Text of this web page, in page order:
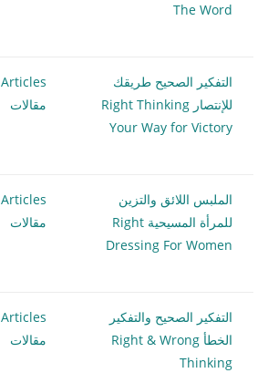
The Word
التفكير الصحيح طريقك
للإنتصار Right Thinking
Your Way for Victory
Articles
مقالات
الملبس اللائق والتزين
للمرأة المسيحية Right
Dressing For Women
Articles
مقالات
التفكير الصحيح والتفكير
الخطأ Right & Wrong
Thinking
Articles
مقالات